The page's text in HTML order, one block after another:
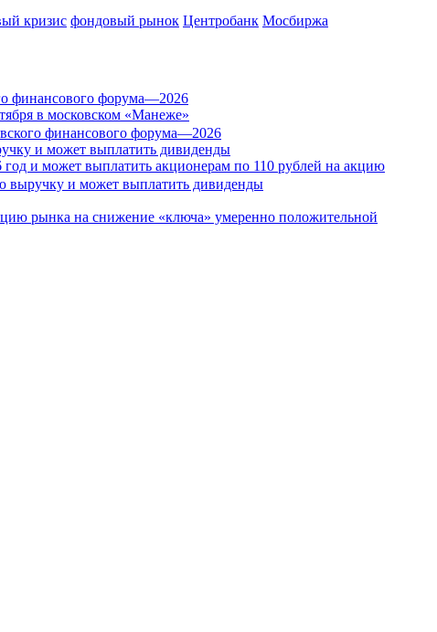
кризис фондовый рынок Центробанк Мосбиржа
финансового форума—2026
в московском «Манеже»
и может выплатить дивиденды
и может выплатить акционерам по 110 рублей на акцию
рынка на снижение «ключа» умеренно положительной